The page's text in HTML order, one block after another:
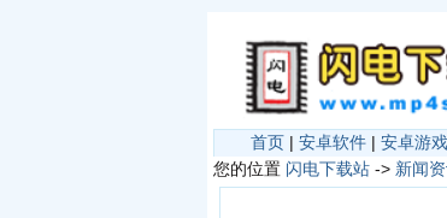
首页 | 安卓软件 | 安卓游戏
您的位置 闪电下载站 -> 新闻